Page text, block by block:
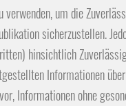
um die
sicherzustellen.
hinsichtlich
Informationen
Informationen ohne